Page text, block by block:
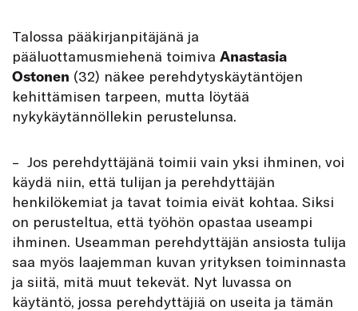
Talossa pääkirjanpitäjänä ja
pääluottamusmiehenä toimiva Anastasia
Ostonen (32) näkee perehdytyskäytäntöjen
kehittämisen tarpeen, mutta löytää
nykykäytännöllekin perustelunsa.
– Jos perehdyttäjänä toimii vain yksi ihminen, voi
käydä niin, että tulijan ja perehdyttäjän
henkilökemiat ja tavat toimia eivät kohtaa. Siksi
on perusteltua, että työhön opastaa useampi
ihminen. Useamman perehdyttäjän ansiosta tulija
saa myös laajemman kuvan yrityksen toiminnasta
ja siitä, mitä muut tekevät. Nyt luvassa on
käytäntö, jossa perehdyttäjiä on useita ja tämän